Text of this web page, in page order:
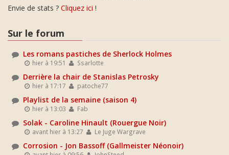
Envie de stats ? Cliquez ici !
Sur le forum
Les romans pastiches de Sherlock Holmes
hier à 19:51 Ssarlotte
Derrière la chair de Stanislas Petrosky
hier à 17:17 patoche77
Playlist de la semaine (saison 4)
hier à 13:03 Fab
Solak - Caroline Hinault (Rouergue Noir)
avant hier à 13:27 Le Juge Wargrave
Corrosion - Jon Bassoff (Gallmeister Néonoir)